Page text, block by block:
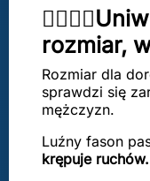
rozmiar,
Rozmiar dla
sprawdzi się
mężczyzn.
Luźny fason
krępuje ruchów.